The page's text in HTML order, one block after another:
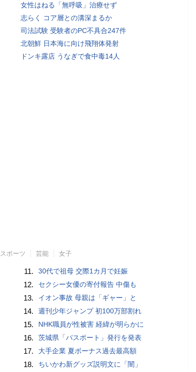
女性はねる「無呼吸」治療せず
志らく コア層との溝深まるか
司法試験 受験者のPC不具合247件
北朝鮮 日本海に向け飛翔体発射
ドンキ露店 うなぎで食中毒14人
スポーツ 芸能 女子
11. 30代で祖母 交際1カ月で妊娠
12. セクシー女優の寄付報告 中傷も
13. イオン事故 母親は「ギャー」と
14. 週刊少年ジャンプ 初100万部割れ
15. NHK職員が性被害 経緯が明らかに
16. 茨城県「パスポート」発行を発表
17. 大手企業 夏ボーナス過去最高額
18. ちいかわ新グッズ説明文に「闇」